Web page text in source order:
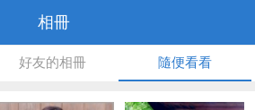
相冊
好友的相冊 隨便看看